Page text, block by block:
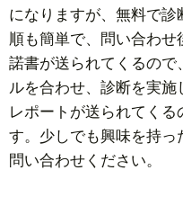
になりますが、無料で
順も簡単で、問い合わ
諾書が送られてくるの
ルを合わせ、診断を実
レポートが送られてく
す。少しでも興味を持っ
問い合わせください。